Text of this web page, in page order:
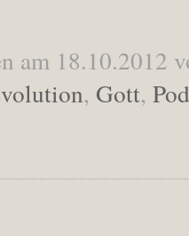
am 18.10.2012
, Gott,